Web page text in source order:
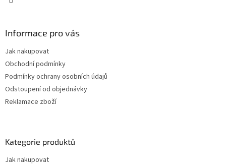
Informace pro vás
Jak nakupovat
Obchodní podmínky
Podmínky ochrany osobních údajů
Odstoupení od objednávky
Reklamace zboží
Kategorie produktů
Jak nakupovat